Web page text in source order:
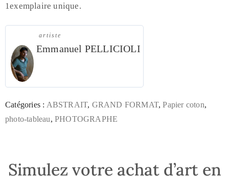
1exemplaire unique.
artiste
Emmanuel PELLICIOLI
Catégories : ABSTRAIT, GRAND FORMAT,Papier coton,
photo-tableau,PHOTOGRAPHE
Simulez votre achat d’art en